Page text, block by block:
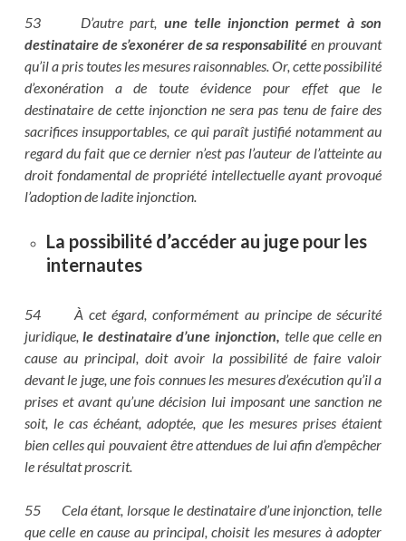
53 D’autre part, une telle injonction permet à son
destinataire de s’exonérer de sa responsabilitéen prouvant
qu’il a pris toutes les mesures raisonnables. Or, cette possibilité
d’exonération a de toute évidence pour effet que le
destinataire de cette injonction ne sera pas tenu de faire des
sacrifices insupportables, ce qui paraît justifié notamment au
regard du fait que ce dernier n’est pas l’auteur de l’atteinte au
droit fondamental de propriété intellectuelle ayant provoqué
l’adoption de ladite injonction.
La possibilité d’accéder au juge pour les
internautes
54 À cet égard, conformément au principe de sécurité
juridique,le destinataire d’une injonction, telle que celle en
cause au principal, doit avoir la possibilité de faire valoir
devant le juge, une fois connues les mesures d’exécution qu’il a
prises et avant qu’une décision lui imposant une sanction ne
soit, le cas échéant, adoptée, que les mesures prises étaient
bien celles qui pouvaient être attendues de lui afin d’empêcher
le résultat proscrit.
55 Cela étant, lorsque le destinataire d’une injonction, telle
que celle en cause au principal, choisit les mesures à adopter